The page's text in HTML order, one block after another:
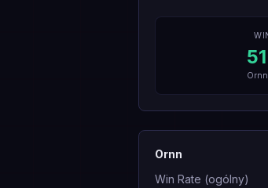
Ornn
Ornn
Win Rate (ogólny)